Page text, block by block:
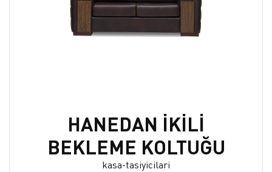
HANEDAN İKİLİ
BEKLEME KOLTUĞU
kasa-tasiyicilari